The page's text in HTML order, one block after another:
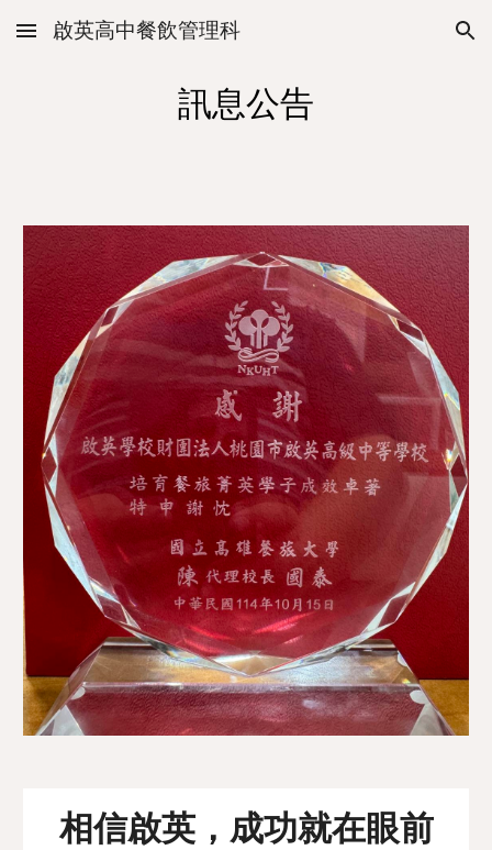
Skip to main content Skip to navigation
啟英高中餐飲管理科
訊息公告
相信啟英，成功就在眼前